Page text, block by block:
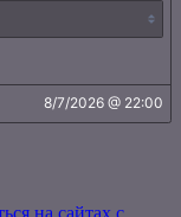
на сайтах с